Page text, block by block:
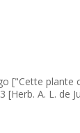
["Cette
A. L. de